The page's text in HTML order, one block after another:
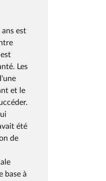
est
Les
et le
été
de
base à